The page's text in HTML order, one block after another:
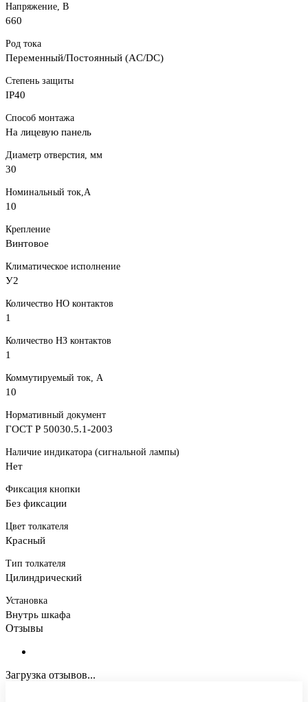
Напряжение, В
660
Род тока
Переменный/Постоянный (AC/DC)
Степень защиты
IP40
Способ монтажа
На лицевую панель
Диаметр отверстия, мм
30
Номинальный ток,А
10
Крепление
Винтовое
Климатическое исполнение
У2
Количество НО контактов
1
Количество НЗ контактов
1
Коммутируемый ток, А
10
Нормативный документ
ГОСТ Р 50030.5.1-2003
Наличие индикатора (сигнальной лампы)
Нет
Фиксация кнопки
Без фиксации
Цвет толкателя
Красный
Тип толкателя
Цилиндрический
Установка
Внутрь шкафа
Отзывы
Загрузка отзывов...